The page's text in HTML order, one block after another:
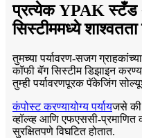
प्रत्येक YPAK स्टँड
सिस्टीममध्ये
तुमच्या पर्यावरण-सजग
कॉफी बॅग सिस्टीम डिझाइन
तुम्ही पर्यावरणपूरक पॅकेजिंग
कंपोस्ट करण्यायोग्य पर्यायजसे की
व्हॉल्व्ह आणि एफएससी-प्रमाणित
सुरक्षितपणे विघटित होतात.